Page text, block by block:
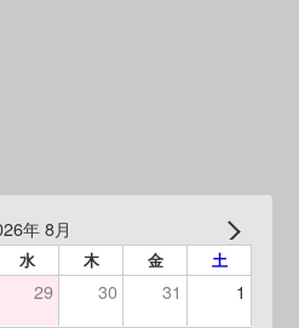
年 8月
水 木 金 土
29 30 31 1